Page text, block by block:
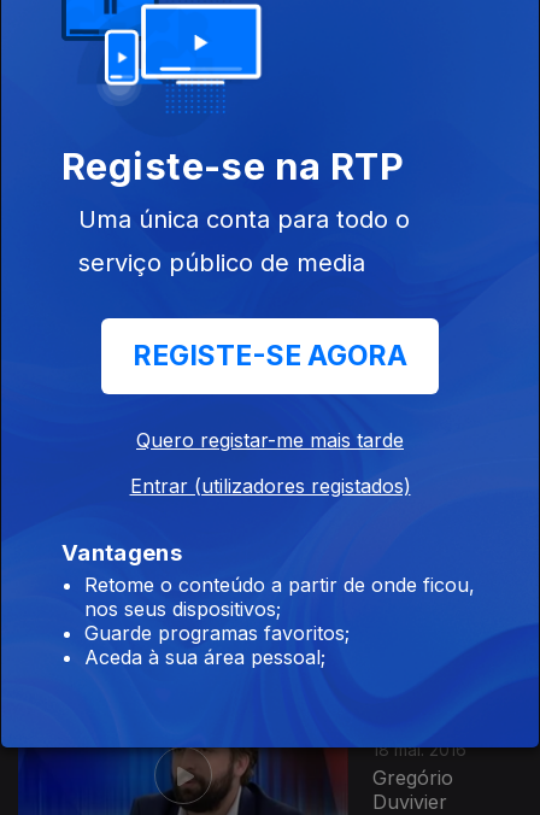
Carlos Tavares
01 jun. 2016
Carlos César
Soares Dos
18 mai. 2016
Gregório
Duvivier
Registe-se na RTP
Uma única conta para todo o
serviço público de media
REGISTE-SE AGORA
Quero registar-me mais tarde
Entrar (utilizadores registados)
Vantagens
Retome o conteúdo a partir de onde ficou,
nos seus dispositivos;
Guarde programas favoritos;
Aceda à sua área pessoal;